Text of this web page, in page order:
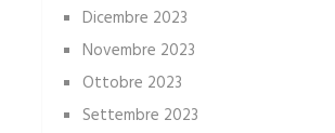
Dicembre 2023
Novembre 2023
Ottobre 2023
Settembre 2023